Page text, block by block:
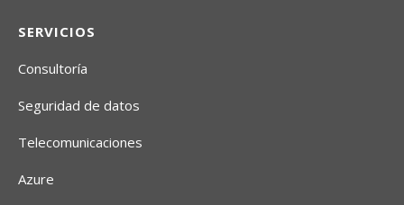
SERVICIOS
Consultoría
Seguridad de datos
Telecomunicaciones
Azure